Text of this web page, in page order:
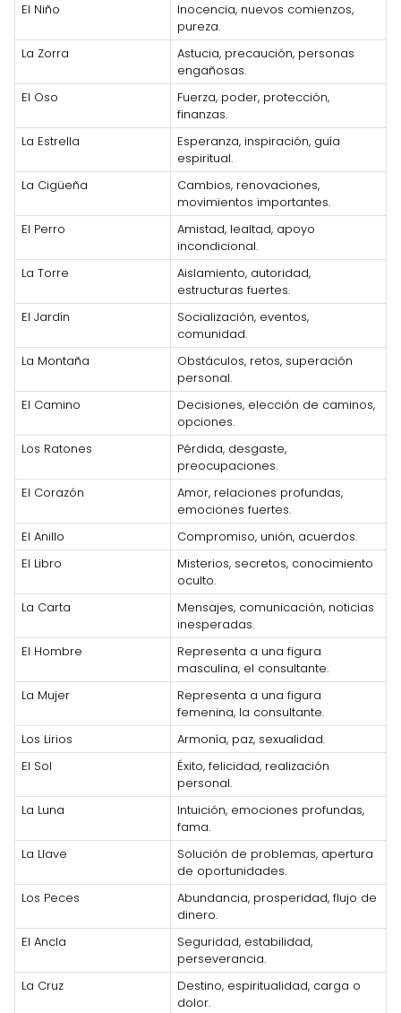
El Niño
Inocencia, nuevos comienzos,
pureza.
La Zorra
Astucia, precaución, personas
engañosas.
El Oso
Fuerza, poder, protección,
finanzas.
La Estrella
Esperanza, inspiración, guía
espiritual.
La Cigüeña
Cambios, renovaciones,
movimientos importantes.
El Perro
Amistad, lealtad, apoyo
incondicional.
La Torre
Aislamiento, autoridad,
estructuras fuertes.
El Jardín
Socialización, eventos,
comunidad.
La Montaña
Obstáculos, retos, superación
personal.
El Camino
Decisiones, elección de caminos,
opciones.
Los Ratones
Pérdida, desgaste,
preocupaciones.
El Corazón
Amor, relaciones profundas,
emociones fuertes.
El Anillo
Compromiso, unión, acuerdos.
El Libro
Misterios, secretos, conocimiento
oculto.
La Carta
Mensajes, comunicación, noticias
inesperadas.
El Hombre
Representa a una figura
masculina, el consultante.
La Mujer
Representa a una figura
femenina, la consultante.
Los Lirios
Armonía, paz, sexualidad.
El Sol
Éxito, felicidad, realización
personal.
La Luna
Intuición, emociones profundas,
fama.
La Llave
Solución de problemas, apertura
de oportunidades.
Los Peces
Abundancia, prosperidad, flujo de
dinero.
El Ancla
Seguridad, estabilidad,
perseverancia.
La Cruz
Destino, espiritualidad, carga o
dolor.